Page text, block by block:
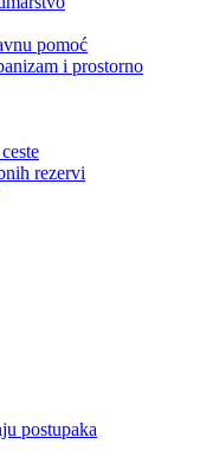
pomoć
i prostorno
rezervi
postupaka